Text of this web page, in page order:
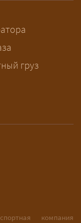
логист
груз
компания